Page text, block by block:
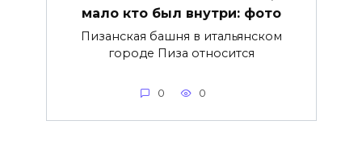
мало кто был внутри: фото
Пизанская башня в итальянском
городе Пиза относится
0 0